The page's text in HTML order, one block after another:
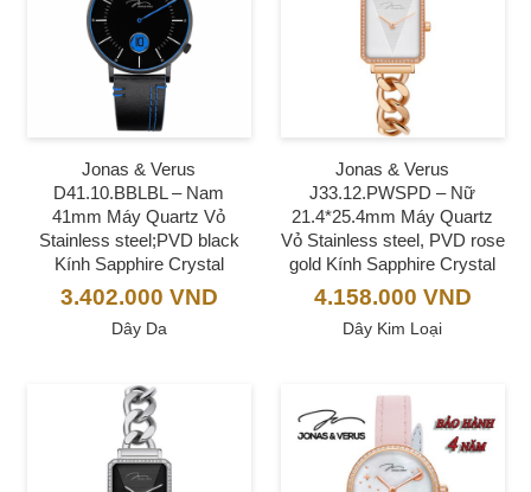
Jonas & Verus
D41.10.BBLBL – Nam
41mm Máy Quartz Vỏ
Stainless steel;PVD black
Kính Sapphire Crystal
3.402.000 VND
Dây Da
Jonas & Verus
J33.12.PWSPD – Nữ
21.4*25.4mm Máy Quartz
Vỏ Stainless steel, PVD rose
gold Kính Sapphire Crystal
4.158.000 VND
Dây Kim Loại